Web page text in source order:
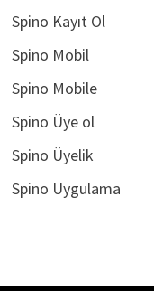
Spino Kayıt Ol
Spino Mobil
Spino Mobile
Spino Üye ol
Spino Üyelik
Spino Uygulama